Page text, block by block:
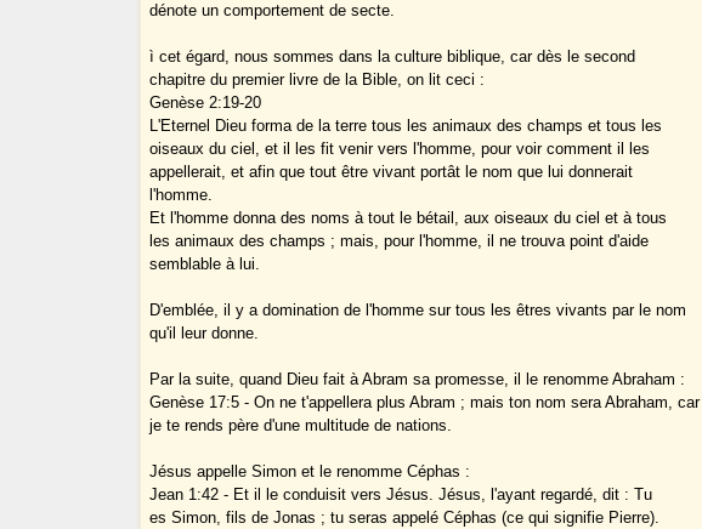
dénote un comportement de secte.
ì cet égard, nous sommes dans la culture biblique, car dès le second
chapitre du premier livre de la Bible, on lit ceci :
Genèse 2:19-20
L'Eternel Dieu forma de la terre tous les animaux des champs et tous les
oiseaux du ciel, et il les fit venir vers l'homme, pour voir comment il les
appellerait, et afin que tout être vivant portât le nom que lui donnerait
l'homme.
Et l'homme donna des noms à tout le bétail, aux oiseaux du ciel et à tous
les animaux des champs ; mais, pour l'homme, il ne trouva point d'aide
semblable à lui.
D'emblée, il y a domination de l'homme sur tous les êtres vivants par le nom
qu'il leur donne.
Par la suite, quand Dieu fait à Abram sa promesse, il le renomme Abraham :
Genèse 17:5 - On ne t'appellera plus Abram ; mais ton nom sera Abraham, car
je te rends père d'une multitude de nations.
Jésus appelle Simon et le renomme Céphas :
Jean 1:42 - Et il le conduisit vers Jésus. Jésus, l'ayant regardé, dit : Tu
es Simon, fils de Jonas ; tu seras appelé Céphas (ce qui signifie Pierre).